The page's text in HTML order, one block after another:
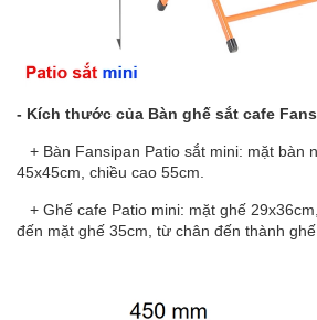
- Kích thước của Bàn ghế sắt cafe
+ Bàn Fansipan Patio sắt mini: mặt bàn
45x45cm, chiều cao 55cm.
+ Ghế cafe Patio mini: mặt ghế
đến mặt ghế 35cm, từ chân đến thành